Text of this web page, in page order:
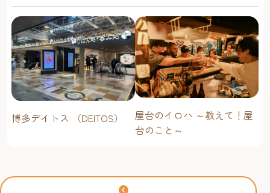
に楽しむ
博多デイトス （DEITOS）
屋台のイロハ ～教えて！屋
台のこと～